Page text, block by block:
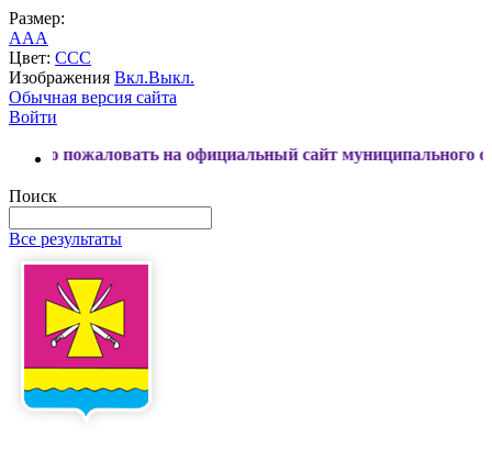
Размер:
AAA
Цвет: CCC
Изображения Вкл.Выкл.
Обычная версия сайта
Войти
на официальный сайт муниципального образования
Поиск
Все результаты